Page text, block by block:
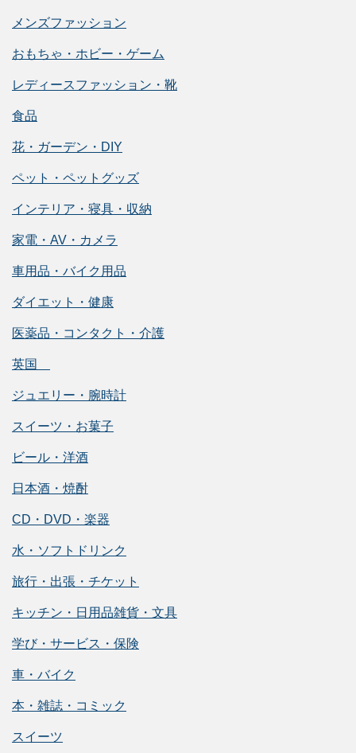
メンズファッション
おもちゃ・ホビー・ゲーム
レディースファッション・靴
食品
花・ガーデン・DIY
ペット・ペットグッズ
インテリア・寝具・収納
家電・AV・カメラ
車用品・バイク用品
ダイエット・健康
医薬品・コンタクト・介護
英国
ジュエリー・腕時計
スイーツ・お菓子
ビール・洋酒
日本酒・焼酎
CD・DVD・楽器
水・ソフトドリンク
旅行・出張・チケット
キッチン・日用品雑貨・文具
学び・サービス・保険
車・バイク
本・雑誌・コミック
スイーツ